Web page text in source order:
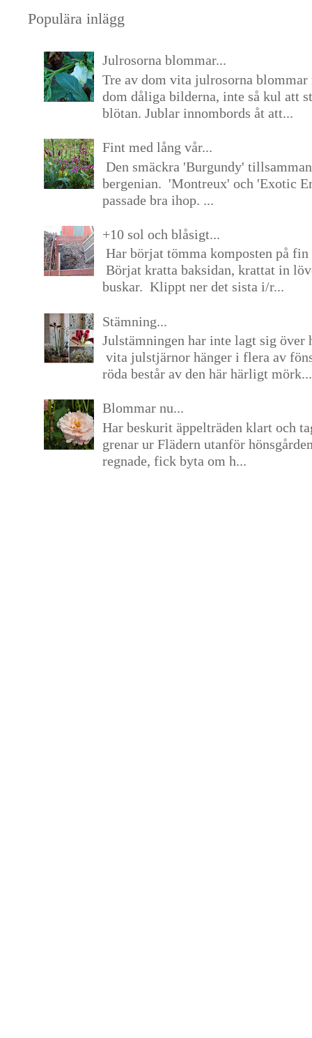
Populära inlägg
Julrosorna blommar...
Tre av dom vita julrosorna blommar
dom dåliga bilderna, inte så kul att
blötan. Jublar innombords åt att...
Fint med lång vår...
Den smäckra 'Burgundy'
bergenian. 'Montreux' och 'Exotic
passade bra ihop. ...
+10 sol och blåsigt...
Har börjat tömma komposten på
Börjat kratta baksidan, krattat in
buskar. Klippt ner det sista i/r...
Stämning...
Julstämningen har inte lagt sig över
vita julstjärnor hänger i flera av
röda består av den här härligt mörk...
Blommar nu...
Har beskurit äppelträden klart och
grenar ur Flädern utanför
regnade, fick byta om h...